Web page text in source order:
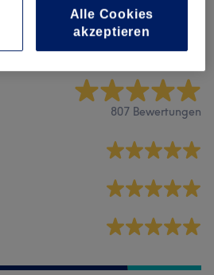
807 Bewertungen
Alle Cookies
akzeptieren